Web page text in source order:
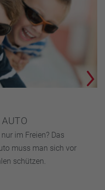
im Freien? Das
muss man sich vor
schützen.